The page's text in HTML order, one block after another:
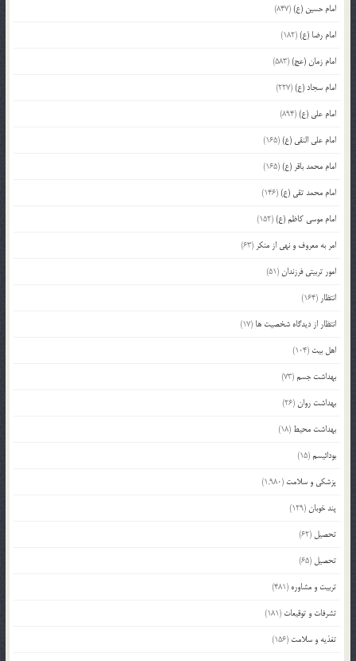
امام حسین (ع)(847)
امام رضا (ع)(182)
امام زمان (عج)(583)
امام سجاد (ع)(227)
امام علی (ع)(894)
امام علی النقی (ع)(165)
امام محمد باقر (ع)(165)
امام محمد تقی (ع)(146)
امام موسی کاظم (ع)(152)
امر به معروف و نهی از منکر (63)
امور تربیتی فرزندان(51)
انتظار (164)
انتظار از دیدگاه شخصیت ها (17)
اهل بیت (104)
بهداشت جسم(73)
بهداشت روان(26)
بهداشت محیط (18)
بودائیسم(15)
پزشکی و سلامت (1,980)
پند خوبان(129)
تحصیل (62)
تحصیل (65)
تربیت و مشاوره (481)
تشرفات و توقیعات (181)
تغذیه و سلامت (156)